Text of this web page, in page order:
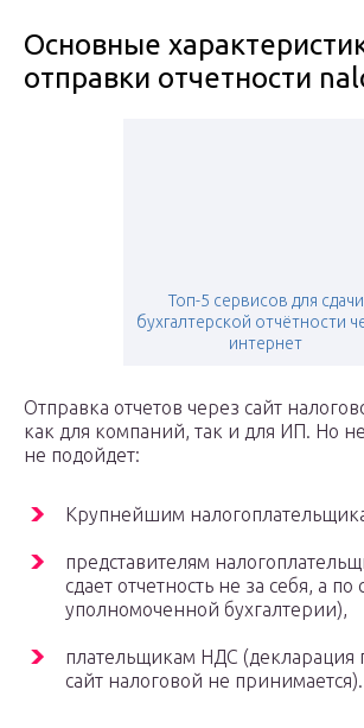
Основные
отправки отчетности
Топ-5 сервисов для сдачи
бухгалтерской отчётности
интернет
Отправка отчетов через сайт
как для компаний, так и для ИП. Но
не подойдет:
Крупнейшим
представителям
сдает отчетность не за себя, а по
уполномоченной бухгалтерии),
плательщикам НДС (декларация
сайт налоговой не принимается).